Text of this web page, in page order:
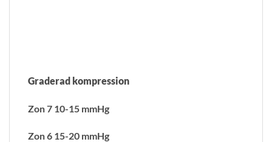
Graderad kompression
Zon 7 10-15 mmHg
Zon 6 15-20 mmHg